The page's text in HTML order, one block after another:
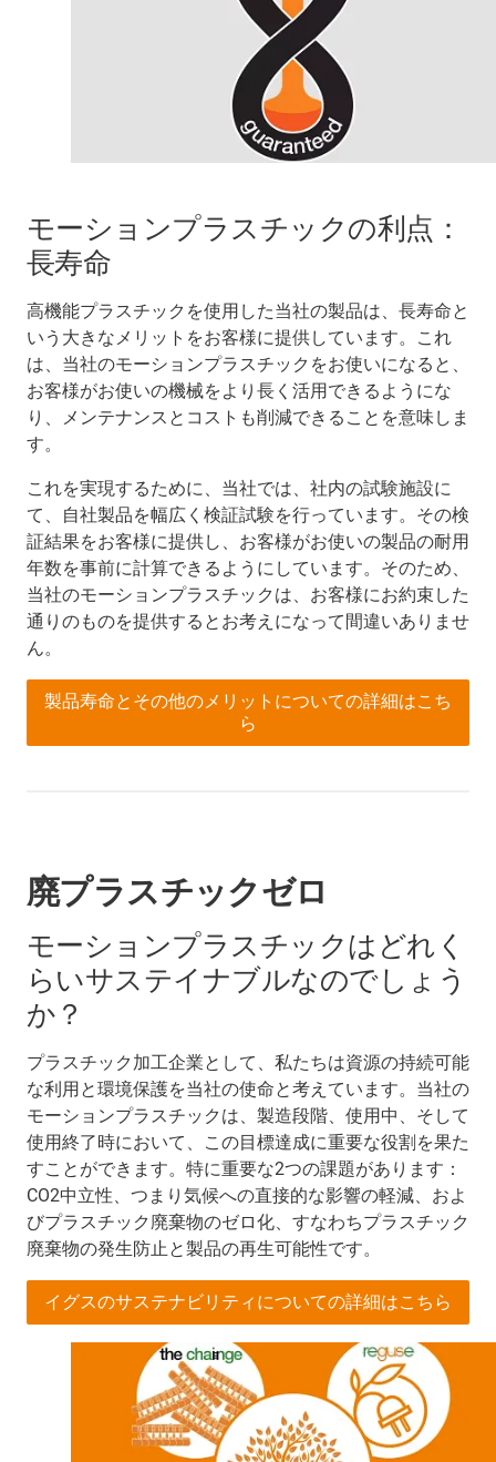
モーションプラスチックの利点：
長寿命
高機能プラスチックを使用した当社の製品は、長寿命と
いう大きなメリットをお客様に提供しています。これ
は、当社のモーションプラスチックをお使いになると、
お客様がお使いの機械をより長く活用できるようにな
り、メンテナンスとコストも削減できることを意味しま
す。
これを実現するために、当社では、社内の試験施設に
て、自社製品を幅広く検証試験を行っています。その検
証結果をお客様に提供し、お客様がお使いの製品の耐用
年数を事前に計算できるようにしています。そのため、
当社のモーションプラスチックは、お客様にお約束した
通りのものを提供するとお考えになって間違いありませ
ん。
製品寿命とその他のメリットについての詳細はこち
ら
廃プラスチックゼロ
モーションプラスチックはどれく
らいサステイナブルなのでしょう
か？
プラスチック加工企業として、私たちは資源の持続可能
な利用と環境保護を当社の使命と考えています。当社の
モーションプラスチックは、製造段階、使用中、そして
使用終了時において、この目標達成に重要な役割を果た
すことができます。特に重要な2つの課題があります：
CO2中立性、つまり気候への直接的な影響の軽減、およ
びプラスチック廃棄物のゼロ化、すなわちプラスチック
廃棄物の発生防止と製品の再生可能性です。
イグスのサステナビリティについての詳細はこちら